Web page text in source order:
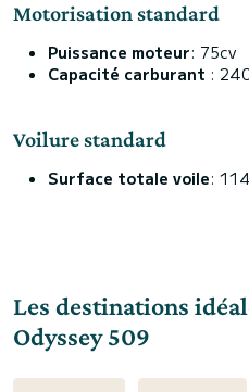
Motorisation standard
Puissance moteur: 75cv
Capacité carburant :
Voilure standard
Surface totale voile:
Les destinations
Odyssey 509